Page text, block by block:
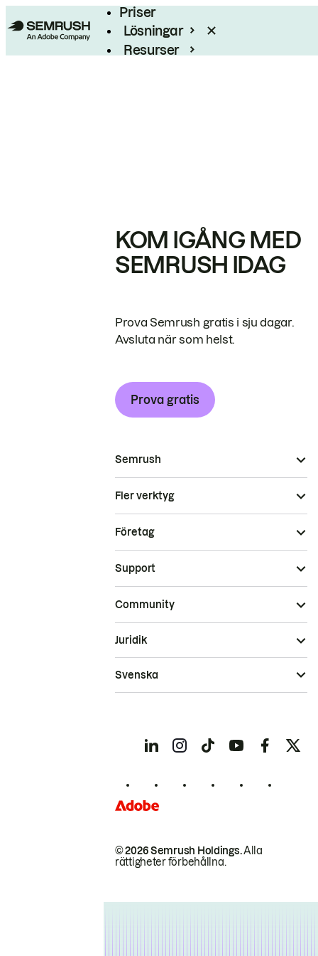
Priser
Lösningar
Resurser
KOM IGÅNG MED
SEMRUSH IDAG
Prova Semrush gratis i sju dagar.
Avsluta när som helst.
Prova gratis
Semrush
Fler verktyg
Företag
Support
Community
© 2026 Semrush Holdings.Alla
rättigheter förbehållna.
Juridik
Svenska